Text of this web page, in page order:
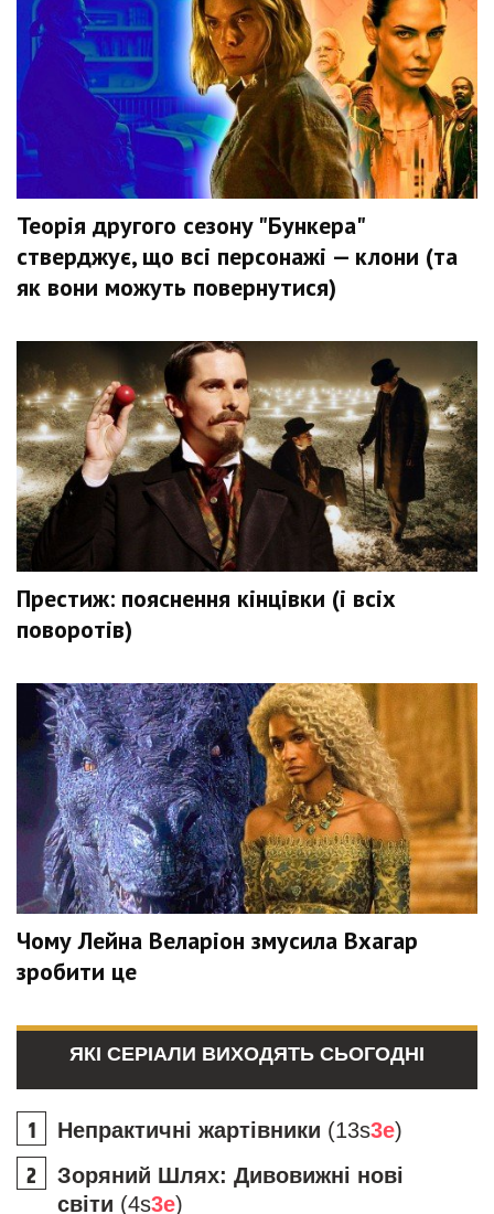
Теорія другого сезону "Бункера"
стверджує, що всі персонажі — клони (та
як вони можуть повернутися)
Престиж: пояснення кінцівки (і всіх
поворотів)
Чому Лейна Веларіон змусила Вхагар
зробити це
ЯКІ СЕРІАЛИ ВИХОДЯТЬ СЬОГОДНІ
Непрактичні жартівники (13s3e)
Зоряний Шлях: Дивовижні нові
світи (4s3e)